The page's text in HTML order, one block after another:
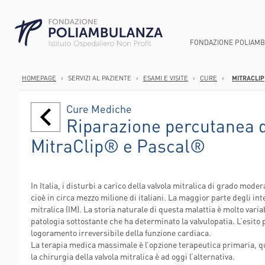
FONDAZIONE
CHI SIAMO
SUCCEDE IN UN
STRUTTURA
WELFARE PER
AREA
AREA ORTOPEDICA
ANATOMIA
CARDIOCHIRURGIA
CHIRURGIA
ENDOSCOPIA
LABORATORIO
DIREZIONE
CURE
CONSULTORI
AMBULATORI
AMBULATORI
CENTER
HOMEPAGE › SERVIZI AL PAZIENTE › ESAMI E VISITE › CURE › MITRACLIP
Cure Mediche
Riparazione
MitraClip® e Pascal®
In Italia, i disturbi a carico della valvola mitralica di grado
cioè in circa mezzo milione di italiani. La maggior parte degli
mitralica (IM). La storia naturale di questa malattia è molto
patologia sottostante che ha determinato la valvulopatia.
logoramento irreversibile della funzione cardiaca.
La terapia medica massimale è l’opzione terapeutica primaria,
la chirurgia della valvola mitralica è ad oggi l’alternativa.